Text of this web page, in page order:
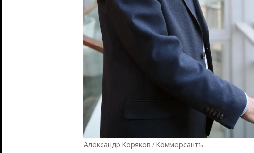
Александр Коряков / Коммерсантъ